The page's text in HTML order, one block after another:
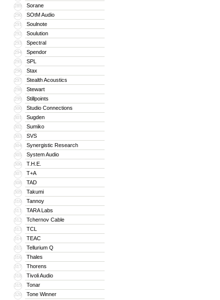
289 Sorane
290 SOtM Audio
291 Soulnote
292 Soulution
293 Spectral
294 Spendor
295 SPL
296 Stax
297 Stealth Acoustics
298 Stewart
299 Stillpoints
300 Studio Connections
301 Sugden
302 Sumiko
303 SVS
304 Synergistic Research
305 System Audio
306 T.H.E.
307 T+A
308 TAD
309 Takumi
310 Tannoy
311 TARA Labs
312 Tchernov Cable
313 TCL
314 TEAC
315 Tellurium Q
316 Thales
317 Thorens
318 Tivoli Audio
319 Tonar
320 Tone Winner